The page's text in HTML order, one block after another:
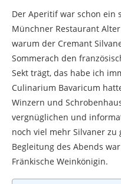
Der Aperitif war schon ein
Münchner Restaurant
warum der Cremant
Sommerach den
Sekt trägt, das habe ich
Culinarium Bavaricum
Winzern und
vergnüglichen und
noch viel mehr Silvaner zu
Begleitung des Abends
Fränkische Weinkönigin.